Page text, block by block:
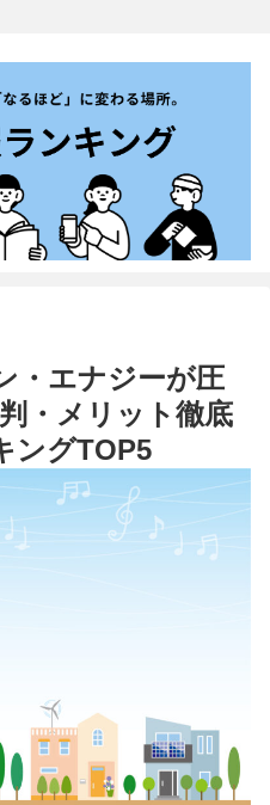
・エナジーが圧
・メリット徹底
ングTOP5